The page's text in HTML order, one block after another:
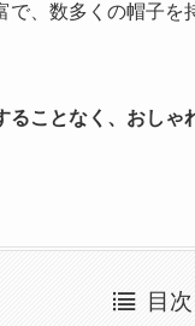
で、数多くの帽子
ることなく、おしゃ
目次